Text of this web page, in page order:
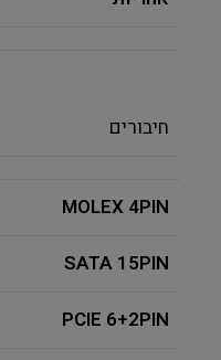
חיבורים
MOLEX 4PIN
SATA 15PIN
PCIE 6+2PIN